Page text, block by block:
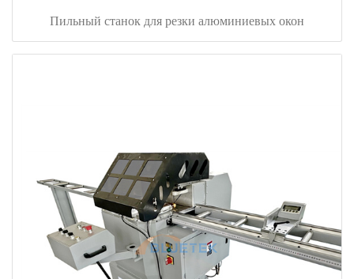
Пильный станок для резки алюминиевых окон